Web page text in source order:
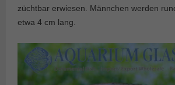
züchtbar erwiesen. Männchen werden
etwa 4 cm lang.